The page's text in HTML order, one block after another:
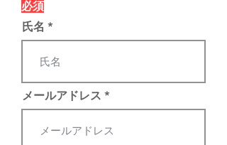
必須
氏名
メールアドレス